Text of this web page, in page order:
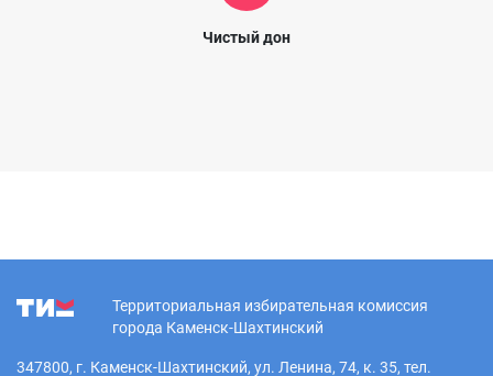
Чистый дон
Территориальная избирательная комиссия
города Каменск-Шахтинский
347800, г. Каменск-Шахтинский, ул. Ленина, 74, к. 35, тел.